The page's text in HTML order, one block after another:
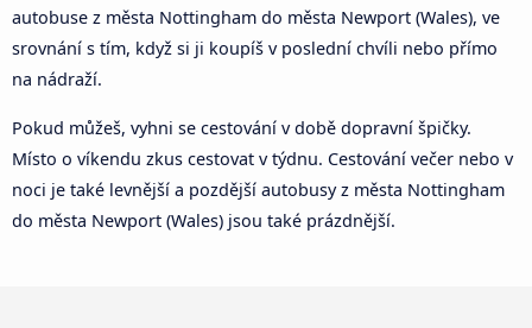
autobuse z města Nottingham do města Newport (Wales), ve
srovnání s tím, když si ji koupíš v poslední chvíli nebo přímo
na nádraží.
Pokud můžeš, vyhni se cestování v době dopravní špičky.
Místo o víkendu zkus cestovat v týdnu. Cestování večer nebo v
noci je také levnější a pozdější autobusy z města Nottingham
do města Newport (Wales) jsou také prázdnější.